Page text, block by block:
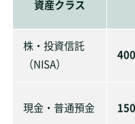
資産クラス
株・投資信託
（NISA）
現金・普通預金